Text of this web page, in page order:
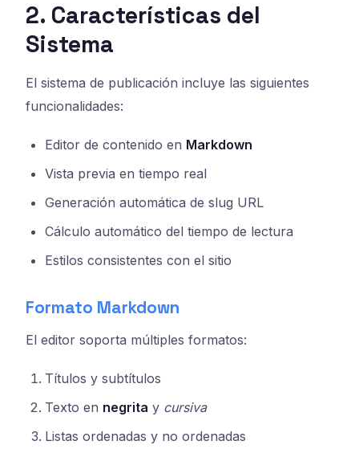
2. Características del
Sistema
El sistema de publicación incluye las siguientes
funcionalidades:
Editor de contenido en Markdown
Vista previa en tiempo real
Generación automática de slug URL
Cálculo automático del tiempo de lectura
Estilos consistentes con el sitio
Formato Markdown
El editor soporta múltiples formatos:
Títulos y subtítulos
Texto en negrita y cursiva
Listas ordenadas y no ordenadas